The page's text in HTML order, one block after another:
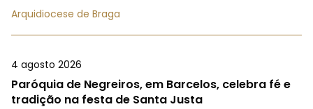
Arquidiocese de Braga
4 agosto 2026
Paróquia de Negreiros, em Barcelos, celebra fé e
tradição na festa de Santa Justa